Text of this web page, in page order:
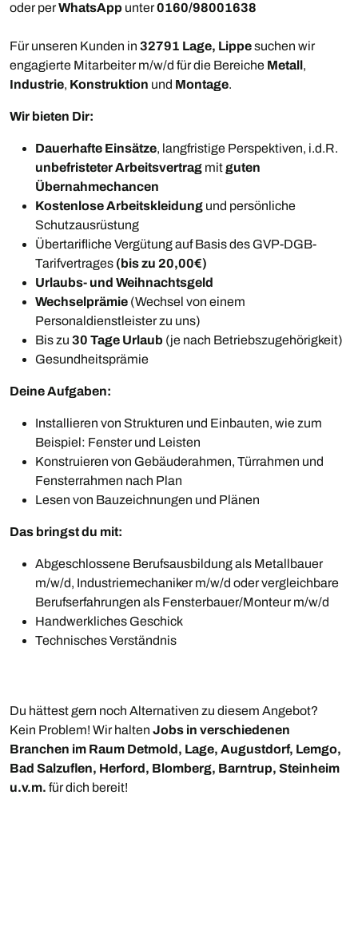
oder perWhatsApp unter0160/98001638
Für unseren Kunden in 32791 Lage, Lippesuchen wir
engagierte Mitarbeiter m/w/d für die Bereiche Metall,
Industrie, Konstruktion und Montage.
Wir bieten Dir:
Dauerhafte Einsätze, langfristige Perspektiven, i.d.R.
unbefristeter Arbeitsvertrag mitguten
Übernahmechancen
Kostenlose Arbeitskleidung und persönliche
Schutzausrüstung
Übertarifliche Vergütung auf Basis des GVP-DGB-
Tarifvertrages (bis zu 20,00€)
Urlaubs- und Weihnachtsgeld
Wechselprämie (Wechsel von einem
Personaldienstleister zu uns)
Bis zu 30 Tage Urlaub (je nach Betriebszugehörigkeit)
Gesundheitsprämie
Deine Aufgaben:
Installieren von Strukturen und Einbauten, wie zum
Beispiel: Fenster und Leisten
Konstruieren von Gebäuderahmen, Türrahmen und
Fensterrahmen nach Plan
Lesen von Bauzeichnungen und Plänen
Das bringst du mit:
Abgeschlossene Berufsausbildung als Metallbauer
m/w/d, Industriemechaniker m/w/d oder vergleichbare
Berufserfahrungen als Fensterbauer/Monteur m/w/d
Handwerkliches Geschick
Technisches Verständnis
Du hättest gern noch Alternativen zu diesem Angebot?
Kein Problem! Wir halten Jobs in verschiedenen
Branchen im Raum Detmold, Lage, Augustdorf, Lemgo,
Bad Salzuflen, Herford, Blomberg, Barntrup, Steinheim
u.v.m. für dich bereit!